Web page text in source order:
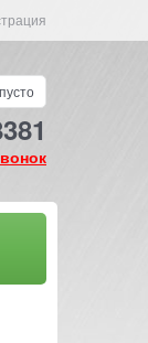
пусто